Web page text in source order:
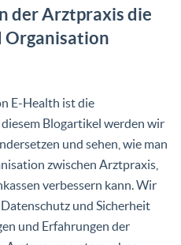
der Arztpraxis die
Organisation
E-Health ist die
Blogartikel werden wir
und sehen, wie man
zwischen Arztpraxis,
verbessern kann. Wir
und Sicherheit
und Erfahrungen der